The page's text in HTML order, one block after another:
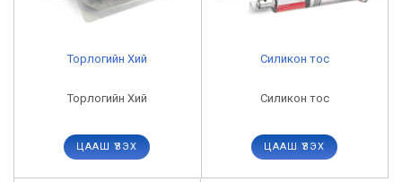
Торлогийн Хий
Торлогийн Хий
ЦААШ ҮЗЭХ
Силикон тос
Силикон тос
ЦААШ ҮЗЭХ